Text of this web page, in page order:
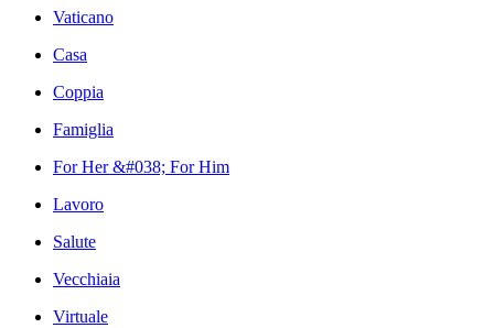
Vaticano
Casa
Coppia
Famiglia
For Her &#038; For Him
Lavoro
Salute
Vecchiaia
Virtuale